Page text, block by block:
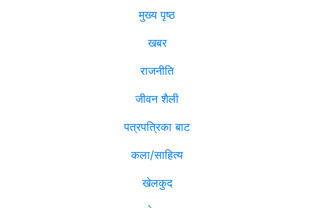
मुख्य पृष्ठ
खबर
राजनीति
जीवन शैली
पत्रपत्रिका बाट
कला/साहित्य
खेलकुद